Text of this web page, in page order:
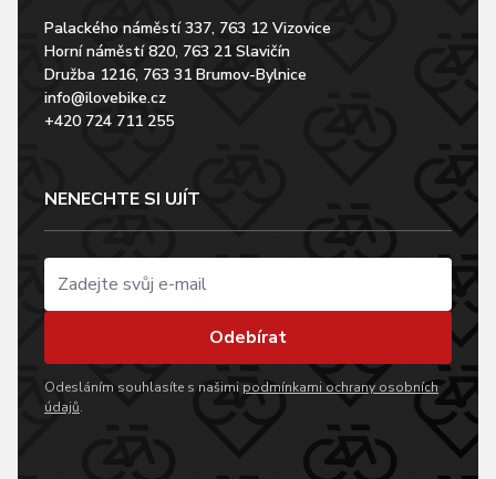
Palackého náměstí 337, 763 12 Vizovice
Horní náměstí 820, 763 21 Slavičín
Družba 1216, 763 31 Brumov-Bylnice
info@ilovebike.cz
+420 724 711 255
NENECHTE SI UJÍT
Odebírat
Odesláním souhlasíte s našimi podmínkami ochrany osobních
údajů.